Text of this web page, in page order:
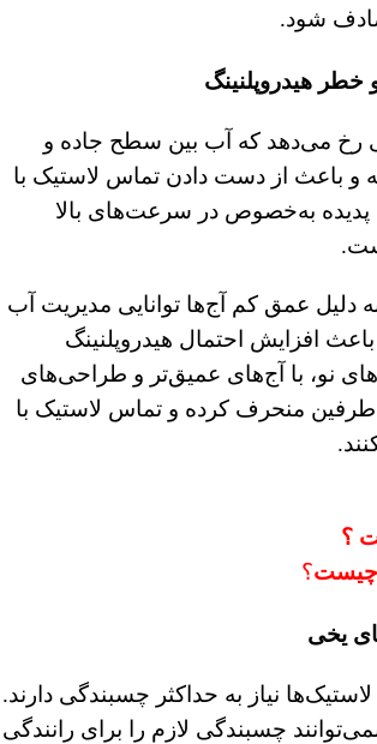
شود.
خطر هیدروپلنینگ
رخ می‌دهد که آب بین سطح جاده و
و باعث از دست دادن تماس لاستیک با
پدیده به‌خصوص در سرعت‌های بالا
دلیل عمق کم آج‌ها توانایی مدیریت آب
افزایش احتمال هیدروپلنینگ
نو، با آج‌های عمیق‌تر و طراحی‌های
منحرف کرده و تماس لاستیک با
؟
چیست؟
یخی
نیاز به حداکثر چسبندگی دارند.
چسبندگی لازم را برای رانندگی